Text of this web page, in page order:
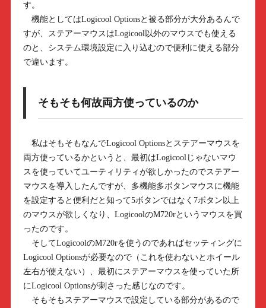
す。
機能としてはLogicool Optionsと被る部分が大分あるんで
すが、ステアーマウスはLogicool以外のマウスでも使える
のと、システム環境設定に入り込むので便利に使える部分
で違います。
そもそも何故両方使っているのか
私はそもそもなんでLogicool Optionsとステアーマウスを
両方使っているかというと、最初はLogicoolじゃないマウ
スを使っていてユーティリティが欲しかったのでステアー
マウスを導入したんですが、多機能多ボタンマウスに機能
を設定すると便利だと知って5ボタンではなく7ボタン以上
のマウスが欲しくなり、LogicoolのM720rというマウスを買
ったのです。
そしてLogicoolのM720rを使うのであればセッティングに
Logicool Optionsが必要なので（これを使わないとホイール
左右が使えない）、最初にステアーマウスを使っていた所
にLogicool Optionsが刺さった感じなのです。
そもそもステアーマウスで設定している部分があるので